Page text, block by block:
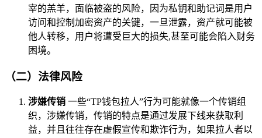
宰的羔羊，面临被盗的风险，因为私钥和助记词是用户
访问和控制加密资产的关键，一旦泄露，资产就可能被
他人转移，用户将遭受巨大的损失,甚至可能会陷入财务
困境。
（二）法律风险
涉嫌传销 一些“TP钱包拉人”行为可能就像一个传销组
织，涉嫌传销，传销的特点是通过发展下线来获取利
益，并且往往存在虚假宣传和欺诈行为，如果拉人者以